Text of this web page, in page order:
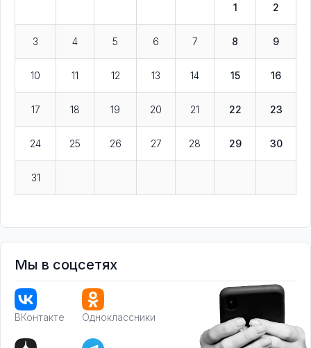
1 2
3 4 5 6 7 8 9
10 11 12 13 14 15 16
17 18 19 20 21 22 23
24 25 26 27 28 29 30
31
Мы в соцсетях
ВКонтакте Одноклассники